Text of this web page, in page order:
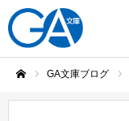
GA文庫ブログ